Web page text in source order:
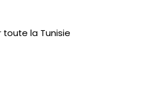
toute la Tunisie